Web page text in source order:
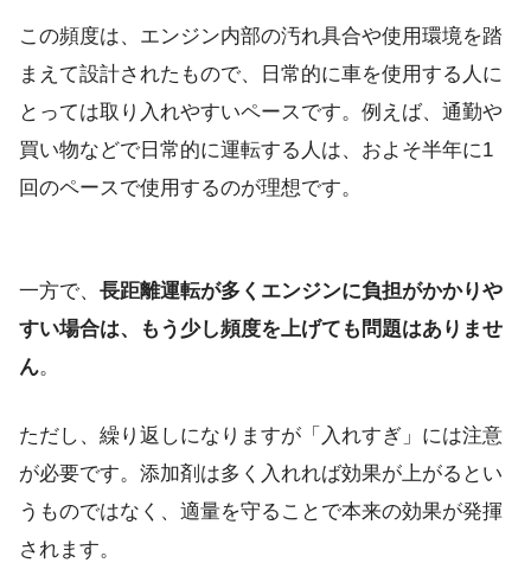
この頻度は、エンジン内部の汚れ具合や使用環境を踏
まえて設計されたもので、日常的に車を使用する人に
とっては取り入れやすいペースです。例えば、通勤や
買い物などで日常的に運転する人は、およそ半年に1
回のペースで使用するのが理想です。
一方で、 長距離運転が多くエンジンに負担がかかりや
すい場合は、もう少し頻度を上げても問題はありませ
ん。
ただし、繰り返しになりますが「入れすぎ」には注意
が必要です。添加剤は多く入れれば効果が上がるとい
うものではなく、適量を守ることで本来の効果が発揮
されます。